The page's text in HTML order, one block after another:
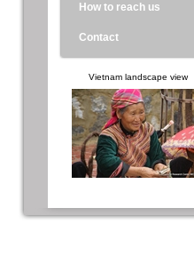
How to reach us
Contact
Vietnam landscape view